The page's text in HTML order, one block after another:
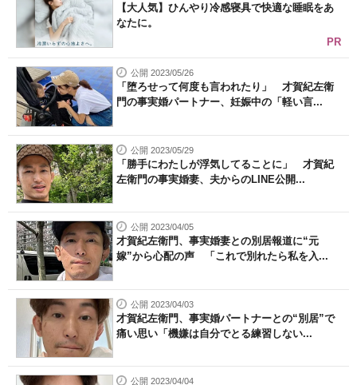
【大人気】ひんやり冷感寝具で快適な睡眠をあ
なたに。
PR
公開 2023/05/26
「堕ろせって何度も言われたり」 才賀紀左衛
門の事実婚パートナー、妊娠中の「軽い言...
公開 2023/05/29
「勝手にわたしが浮気してることに」 才賀紀
左衛門の事実婚妻、夫からのLINE公開...
公開 2023/04/05
才賀紀左衛門、事実婚妻との別居報道に“元
嫁”から心配の声 「これで別れたら私を入...
公開 2023/04/03
才賀紀左衛門、事実婚パートナーとの“別居”で
痛い思い「機嫌は自分でとる練習しない...
公開 2023/04/04